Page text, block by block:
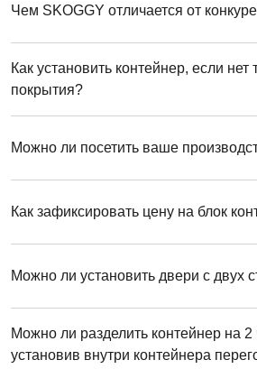
Чем SKOGGY отличается от
Как установить контейнер, если нет
покрытия?
Можно ли посетить ваше
Как зафиксировать цену на блок
Можно ли установить двери с двух
Можно ли разделить контейнер на 2
установив внутри контейнера